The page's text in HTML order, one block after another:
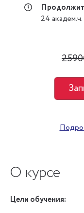
24 академ.ч.
О курсе
Цели обучения: